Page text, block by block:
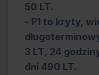
50 LT.
- P1 to kryty,
3 LT, 24
dni 490 LT.